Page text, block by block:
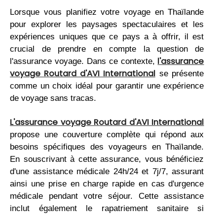
Lorsque vous planifiez votre voyage en Thaïlande
pour explorer les paysages spectaculaires et les
expériences uniques que ce pays a à offrir, il est
crucial de prendre en compte la question de
l'assurance voyage. Dans ce contexte, l'assurance
voyage Routard d'AVI International se présente
comme un choix idéal pour garantir une expérience
de voyage sans tracas.
L'assurance voyage Routard d'AVI International
propose une couverture complète qui répond aux
besoins spécifiques des voyageurs en Thaïlande.
En souscrivant à cette assurance, vous bénéficiez
d'une assistance médicale 24h/24 et 7j/7, assurant
ainsi une prise en charge rapide en cas d'urgence
médicale pendant votre séjour. Cette assistance
inclut également le rapatriement sanitaire si